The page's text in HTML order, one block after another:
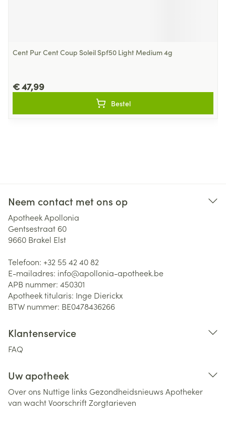
Cent Pur Cent Coup Soleil Spf50 Light Medium 4g
€ 47,99
Bestel
Neem contact met ons op
Apotheek Apollonia
Gentsestraat 60
9660 Brakel Elst
Telefoon: +32 55 42 40 82
E-mailadres: info@apollonia-apotheek.be
APB nummer: 450301
Apotheek titularis: Inge Dierickx
BTW nummer: BE0478436266
Klantenservice
FAQ
Uw apotheek
Over ons Nuttige links Gezondheidsnieuws Apotheker
van wachtVoorschriftZorgtarieven